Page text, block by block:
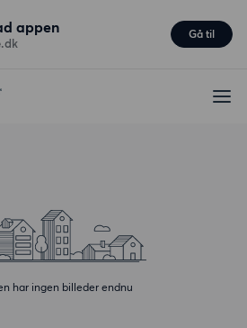
appen Gå til
har ingen billeder endnu